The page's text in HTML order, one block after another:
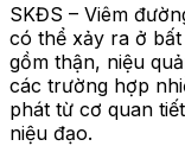
SKĐS – Viêm
có thể xảy ra ở
gồm thận, niệu
các trường hợp
phát từ cơ quan
niệu đạo.